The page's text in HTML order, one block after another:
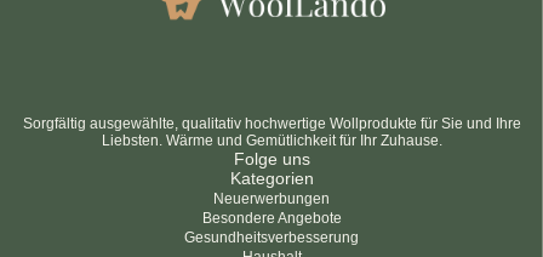
Sorgfältig ausgewählte, qualitativ hochwertige Wollprodukte für Sie und Ihre
Liebsten. Wärme und Gemütlichkeit für Ihr Zuhause.
Folge uns
Kategorien
Neuerwerbungen
Besondere Angebote
Gesundheitsverbesserung